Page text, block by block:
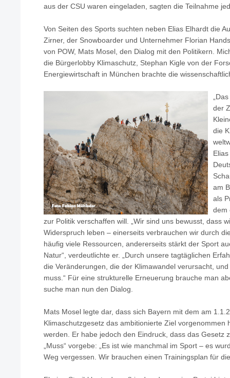
aus der CSU waren eingeladen, sagten die Teilnahme
Von Seiten des Sports suchten neben Elias Elhardt die
Zirner, der Snowboarder und Unternehmer Florian
von POW, Mats Mosel, den Dialog mit den Politikern.
die Bürgerlobby Klimaschutz, Stephan Kigle von der
Energiewirtschaft in München brachte die
der
die
am
als
dem
zur Politik verschaffen will. „Wir sind uns bewusst, dass
Widerspruch leben – einerseits verbrauchen wir durch
häufig viele Ressourcen, andererseits stärkt der Sport
Natur“, verdeutlichte er. „Durch unsere tagtäglichen
die Veränderungen, die der Klimawandel verursacht,
muss.“ Für eine strukturelle Erneuerung brauche man
suche man nun den Dialog.
Mats Mosel legte dar, dass sich Bayern mit dem am
Klimaschutzgesetz das ambitionierte Ziel vorgenommen
werden. Er habe jedoch den Eindruck, dass das Gesetz
„Muss“ vorgebe: „Es ist wie manchmal im Sport – es
Weg vergessen. Wir brauchen einen Trainingsplan für